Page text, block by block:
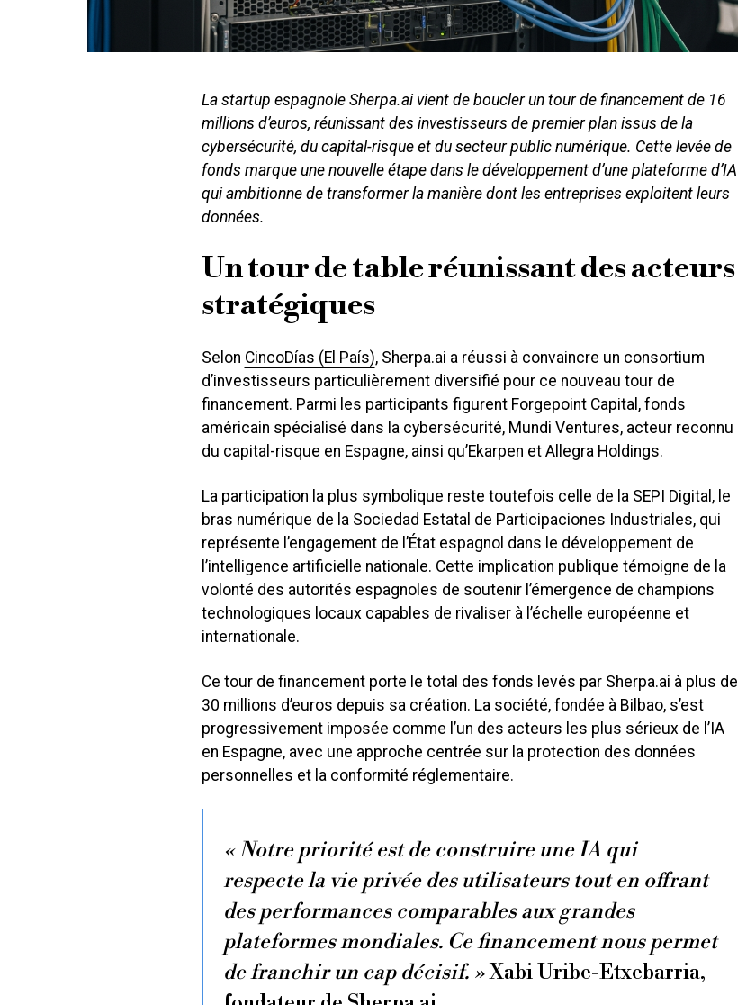
La startup espagnole Sherpa.ai vient de boucler un tour de financement de 16
millions d’euros, réunissant des investisseurs de premier plan issus de la
cybersécurité, du capital-risque et du secteur public numérique. Cette levée de
fonds marque une nouvelle étape dans le développement d’une plateforme d’IA
qui ambitionne de transformer la manière dont les entreprises exploitent leurs
données.
Un tour de table réunissant des acteurs
stratégiques
Selon CincoDías (El País), Sherpa.ai a réussi à convaincre un consortium
d’investisseurs particulièrement diversifié pour ce nouveau tour de
financement. Parmi les participants figurent Forgepoint Capital, fonds
américain spécialisé dans la cybersécurité, Mundi Ventures, acteur reconnu
du capital-risque en Espagne, ainsi qu’Ekarpen et Allegra Holdings.
La participation la plus symbolique reste toutefois celle de la SEPI Digital, le
bras numérique de la Sociedad Estatal de Participaciones Industriales, qui
représente l’engagement de l’État espagnol dans le développement de
l’intelligence artificielle nationale. Cette implication publique témoigne de la
volonté des autorités espagnoles de soutenir l’émergence de champions
technologiques locaux capables de rivaliser à l’échelle européenne et
internationale.
Ce tour de financement porte le total des fonds levés par Sherpa.ai à plus de
30 millions d’euros depuis sa création. La société, fondée à Bilbao, s’est
progressivement imposée comme l’un des acteurs les plus sérieux de l’IA
en Espagne, avec une approche centrée sur la protection des données
personnelles et la conformité réglementaire.
« Notre priorité est de construire une IA qui
respecte la vie privée des utilisateurs tout en offrant
des performances comparables aux grandes
plateformes mondiales. Ce financement nous permet
de franchir un cap décisif. »Xabi Uribe-Etxebarria,